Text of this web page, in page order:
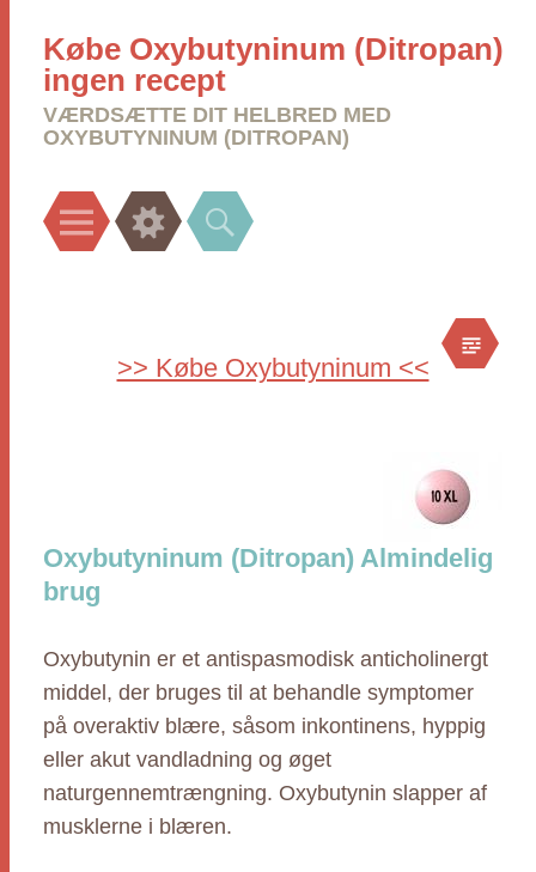
Købe Oxybutyninum (Ditropan)
ingen recept
VÆRDSÆTTE DIT HELBRED MED
OXYBUTYNINUM (DITROPAN)
Menu Widgets Search
>> Købe Oxybutyninum <<
Oxybutyninum (Ditropan) Almindelig
brug
Oxybutynin er et antispasmodisk anticholinergt
middel, der bruges til at behandle symptomer
på overaktiv blære, såsom inkontinens, hyppig
eller akut vandladning og øget
naturgennemtrængning. Oxybutynin slapper af
musklerne i blæren.